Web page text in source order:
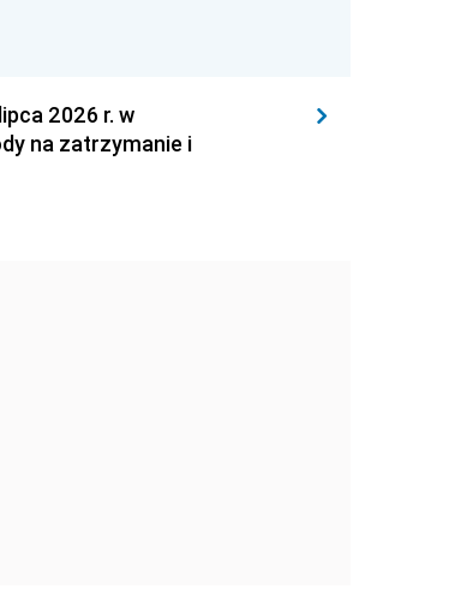
2026 r. w
na zatrzymanie i